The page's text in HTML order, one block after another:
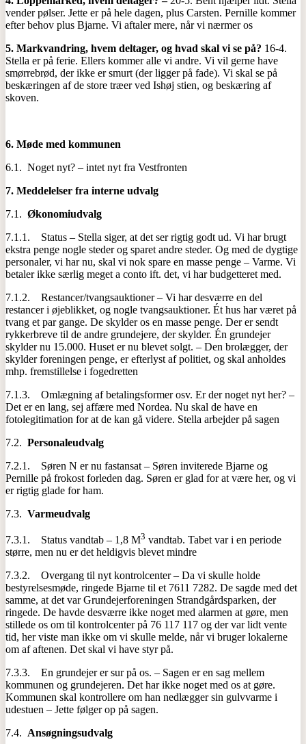
vender pølser. Jette er på hele dagen, plus Carsten. Pernille kommer
efter behov plus Bjarne. Vi aftaler mere, når vi nærmer os
5. Markvandring, hvem deltager, og hvad skal vi se på? 16-4.
Stella er på ferie. Ellers kommer alle vi andre. Vi vil gerne have
smørrebrød, der ikke er smurt (der ligger på fade). Vi skal se på
beskæringen af de store træer ved Ishøj stien, og beskæring af
skoven.
6. Møde med kommunen
6.1. Noget nyt? – intet nyt fra Vestfronten
7. Meddelelser fra interne udvalg
7.1. Økonomiudvalg
7.1.1. Status – Stella siger, at det ser rigtig godt ud. Vi har brugt
ekstra penge nogle steder og sparet andre steder. Og med de dygtige
personaler, vi har nu, skal vi nok spare en masse penge – Varme. Vi
betaler ikke særlig meget a conto ift. det, vi har budgetteret med.
7.1.2. Restancer/tvangsauktioner – Vi har desværre en del
restancer i øjeblikket, og nogle tvangsauktioner. Ét hus har været på
tvang et par gange. De skylder os en masse penge. Der er sendt
rykkerbreve til de andre grundejere, der skylder. Én grundejer
skylder nu 15.000. Huset er nu blevet solgt. – Den brolægger, der
skylder foreningen penge, er efterlyst af politiet, og skal anholdes
mhp. fremstillelse i fogedretten
7.1.3. Omlægning af betalingsformer osv. Er der noget nyt her? –
Det er en lang, sej affære med Nordea. Nu skal de have en
fotolegitimation for at de kan gå videre. Stella arbejder på sagen
7.2. Personaleudvalg
7.2.1. Søren N er nu fastansat – Søren inviterede Bjarne og
Pernille på frokost forleden dag. Søren er glad for at være her, og vi
er rigtig glade for ham.
7.3. Varmeudvalg
7.3.1. Status vandtab – 1,8 M3 vandtab. Tabet var i en periode
større, men nu er det heldigvis blevet mindre
7.3.2. Overgang til nyt kontrolcenter – Da vi skulle holde
bestyrelsesmøde, ringede Bjarne til et 7611 7282. De sagde med det
samme, at det var Grundejerforeningen Strandgårdsparken, der
ringede. De havde desværre ikke noget med alarmen at gøre, men
stillede os om til kontrolcenter på 76 117 117 og der var lidt vente
tid, her viste man ikke om vi skulle melde, når vi bruger lokalerne
om af aftenen. Det skal vi have styr på.
7.3.3. En grundejer er sur på os. – Sagen er en sag mellem
kommunen og grundejeren. Det har ikke noget med os at gøre.
Kommunen skal kontrollere om han nedlægger sin gulvvarme i
udestuen – Jette følger op på sagen.
7.4. Ansøgningsudvalg